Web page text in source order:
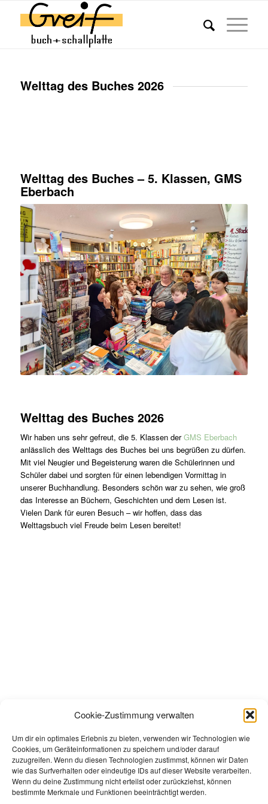
Cookie-Zustimmung verwalten
Um dir ein optimales Erlebnis zu bieten, verwenden wir Technologien wie
Cookies, um Geräteinformationen zu speichern und/oder darauf
zuzugreifen. Wenn du diesen Technologien zustimmst, können wir Daten
wie das Surfverhalten oder eindeutige IDs auf dieser Website verarbeiten.
Wenn du deine Zustimmung nicht erteilst oder zurückziehst, können
bestimmte Merkmale und Funktionen beeinträchtigt werden.
Welttag des Buches 2026
Welttag des Buches – 5. Klassen, GMS
Eberbach
Welttag des Buches 2026
Wir haben uns sehr gefreut, die 5. Klassen derGMS Eberbach
anlässlich des Welttags des Buches bei uns begrüßen zu dürfen.
Mit viel Neugier und Begeisterung waren die Schülerinnen und
Schüler dabei und sorgten für einen lebendigen Vormittag in
unserer Buchhandlung. Besonders schön war zu sehen, wie groß
das Interesse an Büchern, Geschichten und dem Lesen ist.
Vielen Dank für euren Besuch – wir hoffen, dass das
Welttagsbuch viel Freude beim Lesen bereitet!